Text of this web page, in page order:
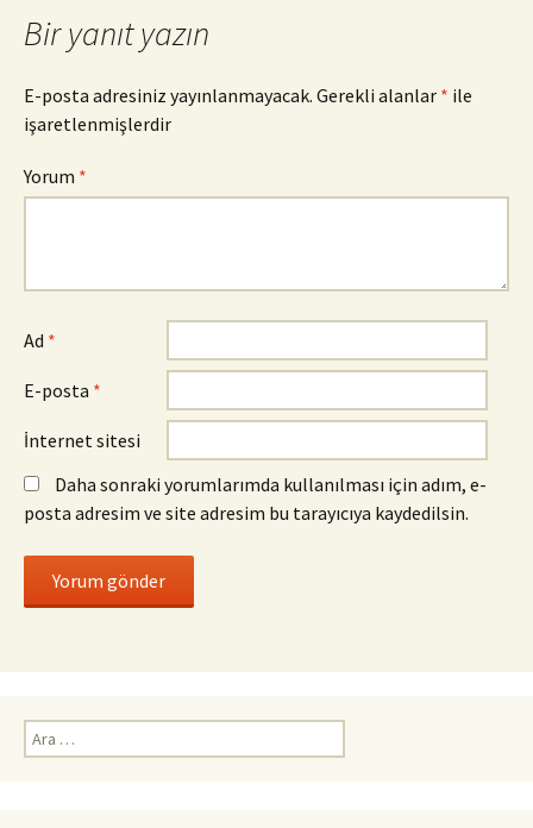
Bir yanıt yazın
E-posta adresiniz yayınlanmayacak. Gerekli alanlar * ile
işaretlenmişlerdir
Yorum *
Ad *
E-posta *
İnternet sitesi
Daha sonraki yorumlarımda kullanılması için adım, e-
posta adresim ve site adresim bu tarayıcıya kaydedilsin.
Arama: